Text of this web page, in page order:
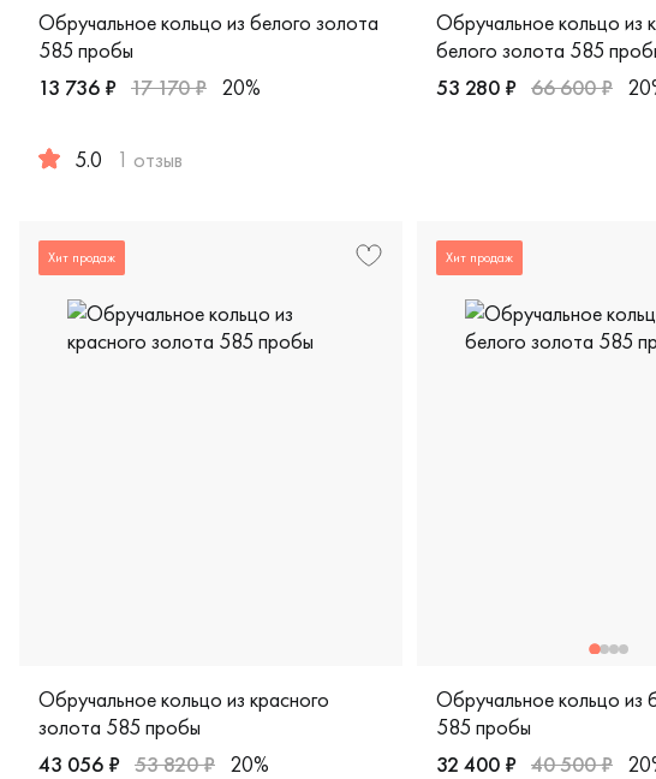
Обручальное кольцо из белого золота
585 пробы
13 736 ₽ 17 170 ₽ 20%
5.0 1 отзыв
Обручальное кольцо из
белого золота 585
Женские, мужские,
53 280 ₽ 66 600 ₽
Хит продаж
Обручальное кольцо из красного
золота 585 пробы
43 056 ₽ 53 820 ₽ 20%
Хит продаж
Обручальное кольцо из
585 пробы
32 400 ₽ 40 500 ₽